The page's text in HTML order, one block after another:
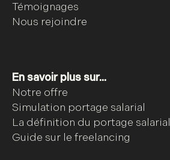
Témoignages
Nous rejoindre
En savoir plus sur...
Notre offre
Simulation portage salarial
La définition du portage salarial
Guide sur le freelancing